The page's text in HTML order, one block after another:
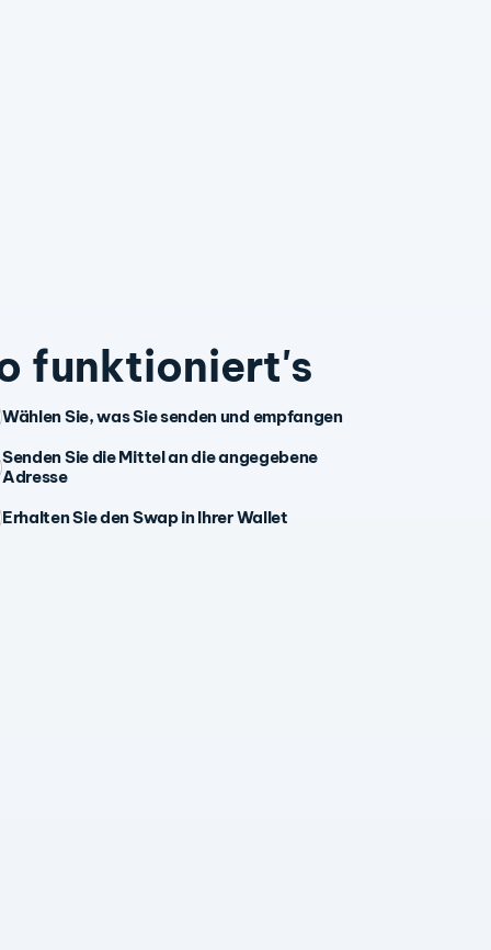
funktioniert's
Wählen Sie, was Sie senden und empfangen
Senden Sie die Mittel an die angegebene
Adresse
Erhalten Sie den Swap in Ihrer Wallet